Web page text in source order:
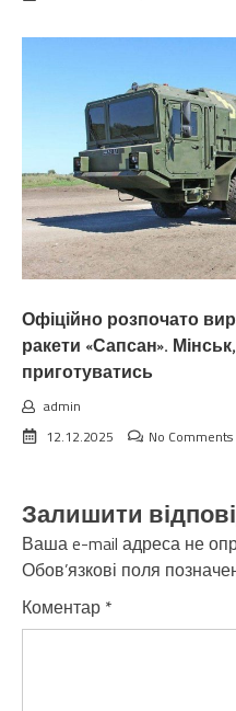
Офіційно розпочато
ракети «Сапсан».
приготуватись
admin
12.12.2025
No Comments
Залишити
Ваша e-mail адреса не
Обов’язкові поля
Коментар *